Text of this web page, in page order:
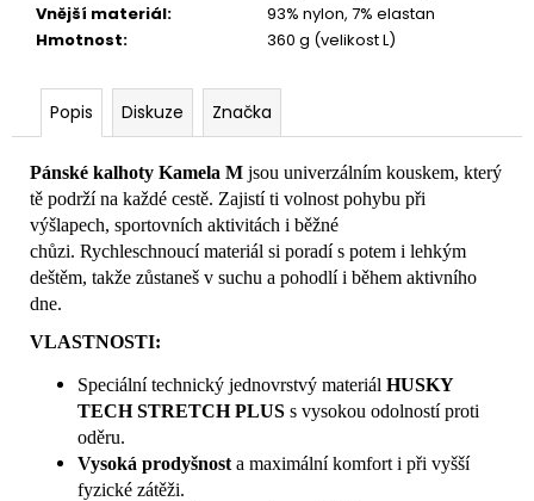
Vnější materiál:
93% nylon, 7% elastan
Hmotnost: 360 g (velikost L)
Popis Diskuze Značka
Pánské kalhoty Kamela M jsou univerzálním kouskem, který
tě podrží na každé cestě. Zajistí ti volnost pohybu při
výšlapech, sportovních aktivitách i běžné
chůzi. Rychleschnoucí materiál si poradí s potem i lehkým
deštěm, takže zůstaneš v suchu a pohodlí i během aktivního
dne.
VLASTNOSTI:
Speciální technický jednovrstvý materiál HUSKY
TECH STRETCH PLUS s vysokou odolností proti
oděru.
Vysoká prodyšnost a maximální komfort i při vyšší
fyzické zátěži.